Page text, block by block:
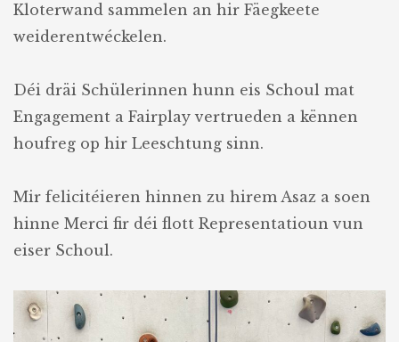
Kloterwand sammelen an hir Fäegkeete
weiderentwéckelen.
Déi dräi Schülerinnen hunn eis Schoul mat
Engagement a Fairplay vertrueden a kënnen
houfreg op hir Leeschtung sinn.
Mir felicitéieren hinnen zu hirem Asaz a soen
hinne Merci fir déi flott Representatioun vun
eiser Schoul.